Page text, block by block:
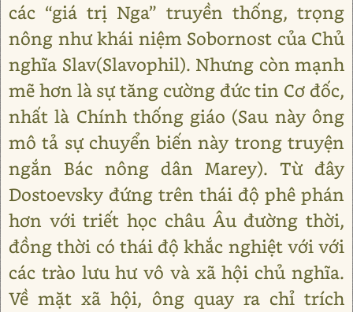
các “giá trị Nga” truyền thống, trọng
nông như khái niệm Sobornost của Chủ
nghĩa Slav(Slavophil). Nhưng còn mạnh
mẽ hơn là sự tăng cường đức tin Cơ đốc,
nhất là Chính thống giáo (Sau này ông
mô tả sự chuyển biến này trong truyện
ngắn Bác nông dân Marey). Từ đây
Dostoevsky đứng trên thái độ phê phán
hơn với triết học châu Âu đường thời,
đồng thời có thái độ khắc nghiệt với với
các trào lưu hư vô và xã hội chủ nghĩa.
Về mặt xã hội, ông quay ra chỉ trích